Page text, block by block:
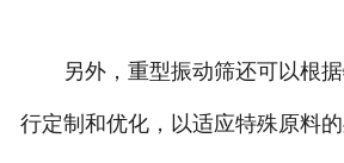
另外，重型振动筛还可以根据
行定制和优化，以适应特殊原料